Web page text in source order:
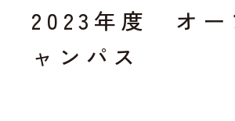
2023年度 オー
ャンパス